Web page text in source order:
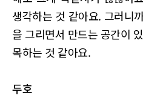
생각하는 것 같아요. 그러니
을 그리면서 만드는 공간이
목하는 것 같아요.
두호